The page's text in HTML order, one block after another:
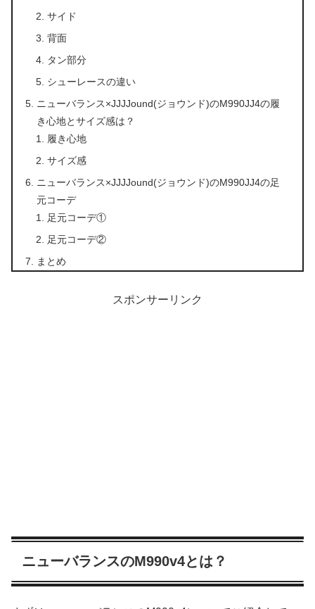
サイド
背面
タン部分
シューレースの違い
ニューバランス×JJJJound(ジョウンド)のM990JJ4の履
き心地とサイズ感は？
履き心地
サイズ感
ニューバランス×JJJJound(ジョウンド)のM990JJ4の足
元コーデ
足元コーデ①
足元コーデ②
まとめ
スポンサーリンク
ニューバランスのM990v4とは？